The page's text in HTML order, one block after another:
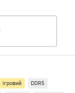
ігровий DDR5